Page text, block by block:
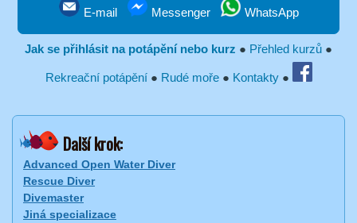
E-mail Messenger WhatsApp
Jak se přihlásit na potápění nebo kurz ● Přehled kurzů ●
Rekreační potápění● Rudé moře● Kontakty●
Další krok:
Advanced Open Water Diver
Rescue Diver
Divemaster
Jiná specializace